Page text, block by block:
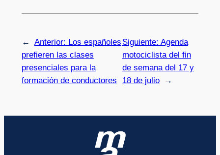
← Anterior: Los españoles
prefieren las clases
presenciales para la
formación de conductores
Siguiente: Agenda
motociclista del fin
de semana del 17 y
18 de julio
→